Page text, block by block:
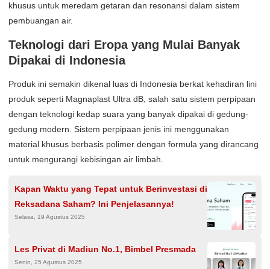
khusus untuk meredam getaran dan resonansi dalam sistem
pembuangan air.
Teknologi dari Eropa yang Mulai Banyak
Dipakai di Indonesia
Produk ini semakin dikenal luas di Indonesia berkat kehadiran lini
produk seperti Magnaplast Ultra dB, salah satu sistem perpipaan
dengan teknologi kedap suara yang banyak dipakai di gedung-
gedung modern. Sistem perpipaan jenis ini menggunakan
material khusus berbasis polimer dengan formula yang dirancang
untuk mengurangi kebisingan air limbah.
Kapan Waktu yang Tepat untuk Berinvestasi di
Reksadana Saham? Ini Penjelasannya!
Selasa, 19 Agustus 2025
Les Privat di Madiun No.1, Bimbel Presmada
Senin, 25 Agustus 2025